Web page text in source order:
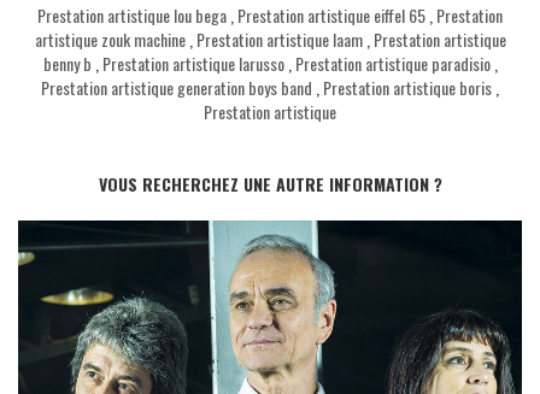
Prestation artistique lou bega Prestation artistique eiffel 65 Prestation
artistique zouk machine, Prestation artistique laam, Prestation artistique
benny b Prestation artistique larusso, Prestation artistique paradisio,
Prestation artistique generation boys band Prestation artistique boris
Prestation artistique
VOUS RECHERCHEZ UNE AUTRE INFORMATION ?